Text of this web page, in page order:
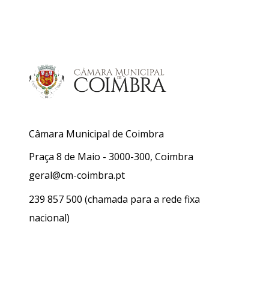
Câmara Municipal de Coimbra
Praça 8 de Maio - 3000-300, Coimbra
geral@cm-coimbra.pt
239 857 500 (chamada para a rede fixa
nacional)